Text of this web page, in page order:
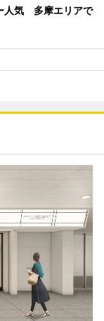
人気 多摩エリアで